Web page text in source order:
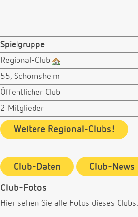
Spielgruppe
Regional-Club
55, Schornsheim
Öffentlicher Club
2 Mitglieder
Weitere Regional-Clubs!
Club-Daten Club-News
Club-Fotos
Hier sehen Sie alle Fotos dieses Clubs.